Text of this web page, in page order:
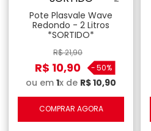
Pote Plasvale Wave
Redondo - 2 Litros
*SORTIDO*
R$21,90
R$ 10,90 -50%
ou em 1x de R$10,90
COMPRAR AGORA